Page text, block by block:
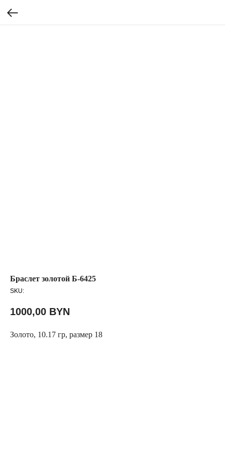
Браслет золотой Б-6425
SKU:
1000,00 BYN
Золото, 10.17 гр, размер 18